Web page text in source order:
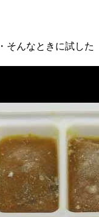
そんなときに試した